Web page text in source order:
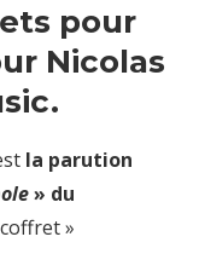
pour
Nicolas
la parution
» du
»